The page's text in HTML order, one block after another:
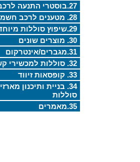
27.בוסטרי התנעה לרכב
28. מטענים לרכב חשמלי
29.שיפוץ סוללות מיוחדות
30. מוצרים שונים
31.מגברים/אינטרקום
32. סוללות למכשירי קשר
33. קופסאות זיווד
34. בניית ותיכנון מארזי
סוללות
35.מאמרים